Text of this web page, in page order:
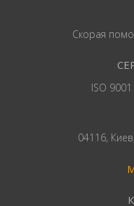
Скорая
ISO 9001
04116,